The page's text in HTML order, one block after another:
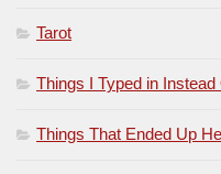
Tarot
Things I Typed in
Things That Ended Up